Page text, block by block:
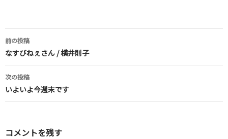
投
稿
ナ
ビ
ゲ
ー
前の投稿
なすびねぇさん / 横井則子
次の投稿
いよいよ今週末です
コメントを残す